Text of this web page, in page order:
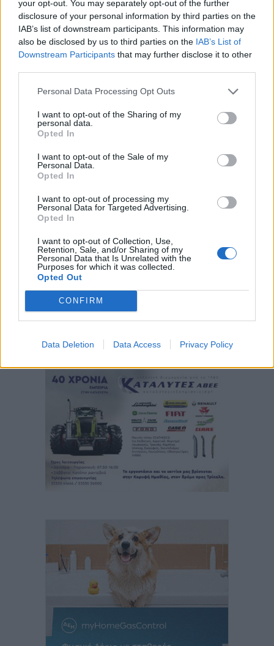
your opt-out. You may separately opt-out of the further
disclosure of your personal information by third parties on the
IAB’s list of downstream participants. This information may
also be disclosed by us to third parties on the IAB’s List of
Downstream Participants that may further disclose it to other
Personal Data Processing Opt Outs
I want to opt-out of the Sharing of my
personal data.
Opted In
I want to opt-out of the Sale of my
Personal Data.
Opted In
I want to opt-out of processing my
Personal Data for Targeted Advertising.
Opted In
I want to opt-out of Collection, Use,
Retention, Sale, and/or Sharing of my
Personal Data that Is Unrelated with the
Purposes for which it was collected.
Opted Out
CONFIRM
Data Deletion Data Access Privacy Policy